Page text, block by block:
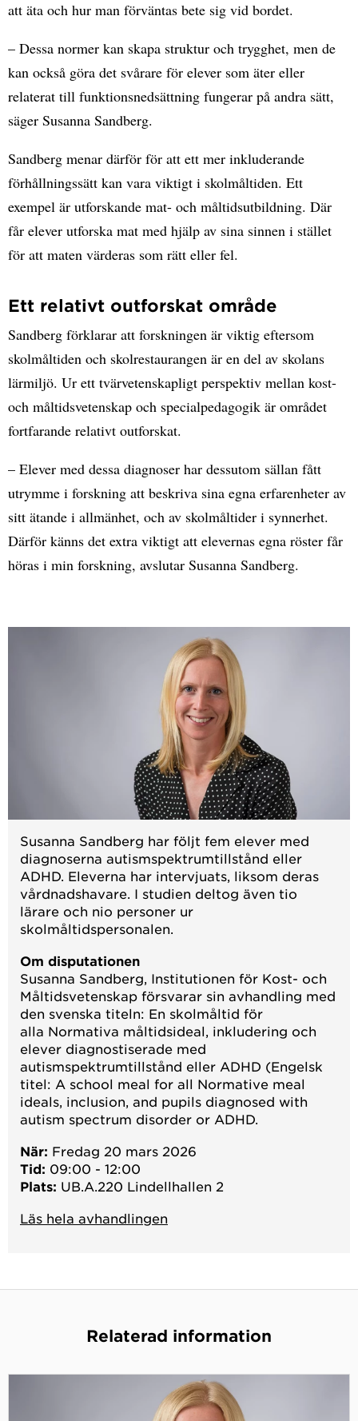
att äta och hur man förväntas bete sig vid bordet.
– Dessa normer kan skapa struktur och trygghet, men de
kan också göra det svårare för elever som äter eller
relaterat till funktionsnedsättning fungerar på andra sätt,
säger Susanna Sandberg.
Sandberg menar därför för att ett mer inkluderande
förhållningssätt kan vara viktigt i skolmåltiden. Ett
exempel är utforskande mat- och måltidsutbildning. Där
får elever utforska mat med hjälp av sina sinnen i stället
för att maten värderas som rätt eller fel.
Ett relativt outforskat område
Sandberg förklarar att forskningen är viktig eftersom
skolmåltiden och skolrestaurangen är en del av skolans
lärmiljö. Ur ett tvärvetenskapligt perspektiv mellan kost-
och måltidsvetenskap och specialpedagogik är området
fortfarande relativt outforskat.
– Elever med dessa diagnoser har dessutom sällan fått
utrymme i forskning att beskriva sina egna erfarenheter av
sitt ätande i allmänhet, och av skolmåltider i synnerhet.
Därför känns det extra viktigt att elevernas egna röster får
höras i min forskning, avslutar Susanna Sandberg.
Susanna Sandberg har följt fem elever med
diagnoserna autismspektrumtillstånd eller
ADHD. Eleverna har intervjuats, liksom deras
vårdnadshavare. I studien deltog även tio
lärare och nio personer ur
skolmåltidspersonalen.
Om disputationen
Susanna Sandberg, Institutionen för Kost- och
Måltidsvetenskap försvarar sin avhandling med
den svenska titeln: En skolmåltid för
alla Normativa måltidsideal, inkludering och
elever diagnostiserade med
autismspektrumtillstånd eller ADHD (Engelsk
titel: A school meal for all Normative meal
ideals, inclusion, and pupils diagnosed with
autism spectrum disorder or ADHD.
När: Fredag 20 mars 2026
Tid: 09:00 - 12:00
Plats: UB.A.220 Lindellhallen 2
Läs hela avhandlingen
Relaterad information